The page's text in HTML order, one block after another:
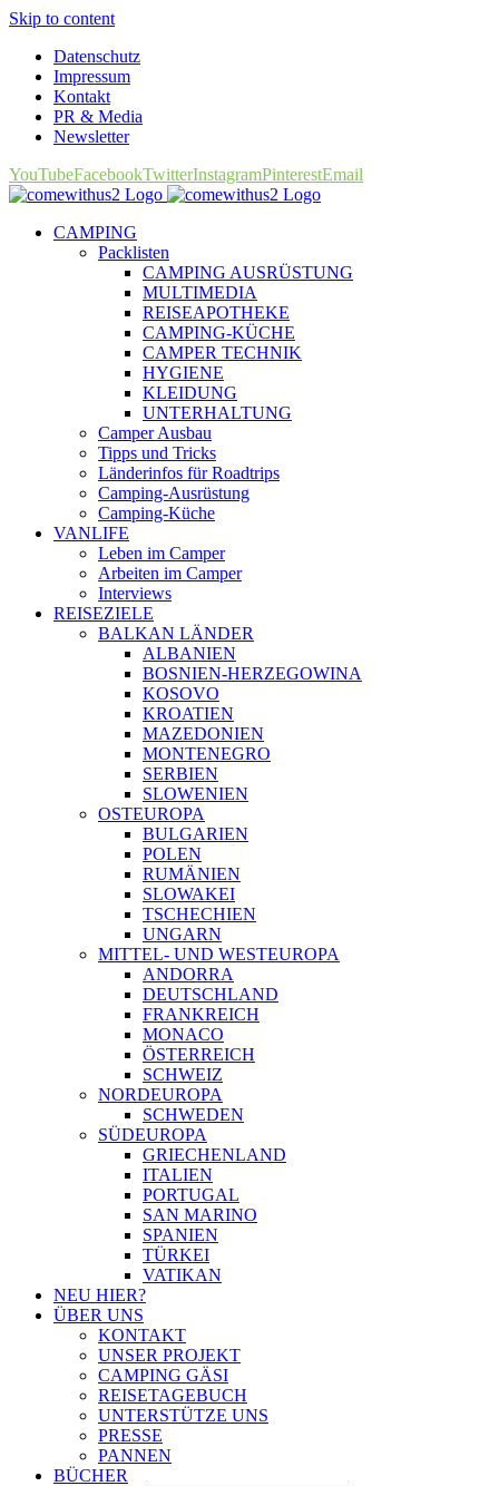
Skip to content
Datenschutz
Impressum
Kontakt
PR & Media
Newsletter
YouTubeFacebookTwitterInstagramPinterestEmail
CAMPING
Packlisten
CAMPING AUSRÜSTUNG
MULTIMEDIA
REISEAPOTHEKE
CAMPING-KÜCHE
CAMPER TECHNIK
HYGIENE
KLEIDUNG
UNTERHALTUNG
Camper Ausbau
Tipps und Tricks
Länderinfos für Roadtrips
Camping-Ausrüstung
Camping-Küche
VANLIFE
Leben im Camper
Arbeiten im Camper
Interviews
REISEZIELE
BALKAN LÄNDER
ALBANIEN
BOSNIEN-HERZEGOWINA
KOSOVO
KROATIEN
MAZEDONIEN
MONTENEGRO
SERBIEN
SLOWENIEN
OSTEUROPA
BULGARIEN
POLEN
RUMÄNIEN
SLOWAKEI
TSCHECHIEN
UNGARN
MITTEL- UND WESTEUROPA
ANDORRA
DEUTSCHLAND
FRANKREICH
MONACO
ÖSTERREICH
SCHWEIZ
NORDEUROPA
SCHWEDEN
SÜDEUROPA
GRIECHENLAND
ITALIEN
PORTUGAL
SAN MARINO
SPANIEN
TÜRKEI
VATIKAN
NEU HIER?
ÜBER UNS
KONTAKT
UNSER PROJEKT
CAMPING GÄSI
REISETAGEBUCH
UNTERSTÜTZE UNS
PRESSE
PANNEN
BÜCHER